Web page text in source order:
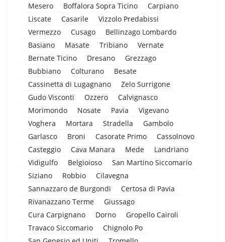
Mesero
Boffalora Sopra Ticino
Carpiano
Liscate
Casarile
Vizzolo Predabissi
Vermezzo
Cusago
Bellinzago Lombardo
Basiano
Masate Tribiano
Vernate
Bernate Ticino
Dresano
Grezzago
Bubbiano
Colturano
Besate
Cassinetta di Lugagnano
Zelo Surrigone
Gudo Visconti
Ozzero
Calvignasco
Morimondo
Nosate Pavia
Vigevano
Voghera
Mortara Stradella
Gambolo
Garlasco
Broni Casorate Primo
Cassolnovo
Casteggio
Cava Manara Mede
Landriano
Vidigulfo
Belgioioso
San Martino Siccomario
Siziano
Robbio
Cilavegna
Sannazzaro de Burgondi
Certosa di Pavia
Rivanazzano Terme
Giussago
Cura Carpignano
Dorno
Gropello Cairoli
Travaco Siccomario
Chignolo Po